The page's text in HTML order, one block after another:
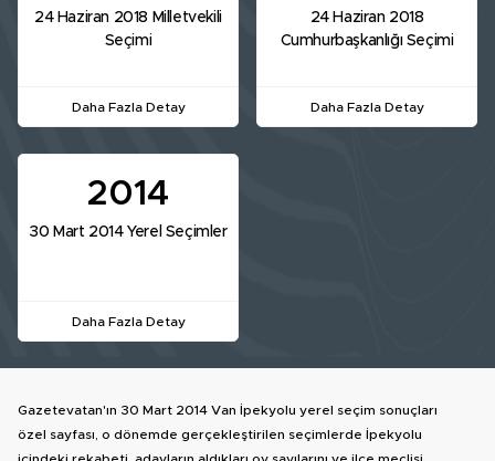
24 Haziran 2018 Milletvekili
Seçimi
Daha Fazla Detay
24 Haziran 2018
Cumhurbaşkanlığı Seçimi
Daha Fazla Detay
2014
30 Mart 2014 Yerel Seçimler
Daha Fazla Detay
Gazetevatan'ın 30 Mart 2014 Van İpekyolu yerel seçim sonuçları
özel sayfası, o dönemde gerçekleştirilen seçimlerde İpekyolu